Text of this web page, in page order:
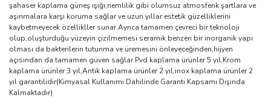
şahaser kaplama güneş ışığı,nemlilik gibi olumsuz atmosferik şartlara ve
aşınmalara karşı koruma sağlar ve uzun yıllar estetik güzelliklerini
kaybetmeyecek özellikller sunar.Ayrıca tamamen çevreci bir teknoloji
olup,oluşturduğu yüzeyin çizilmemesi seramik benzeri bir inorganik yapı
olması da bakterilerin tutunma ve üremesini önleyeceğinden,hijyen
açısından da tamamen güven sağlar.Pvd kaplama ürünler 5 yıl,Krom
kaplama ürünler 3 yıl,Antik kaplama ürünler 2 yıl,inox kaplama ürünler 2
yıl garantilidir(Kimyasal Kullanımı Dahilinde Garanti Kapsamı Dışında
Kalmaktadır)